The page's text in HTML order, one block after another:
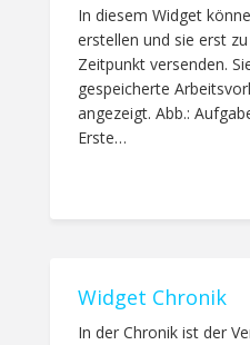
In diesem Widget
erstellen und sie erst
Zeitpunkt versenden.
gespeicherte
angezeigt. Abb.:
Erste…
Widget Chronik
In der Chronik ist der